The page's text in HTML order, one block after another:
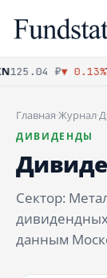
125.04 ₽▼ 0.13%
Главная·Журнал·
ДИВИДЕНДЫ
Сектор:
данным